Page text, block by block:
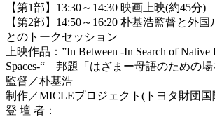
【第1部】13:30～14:30 映画上映(約45分)
【第2部】14:50～16:20 朴基浩監督と外
とのトークセッション
上映作品：”In Between -In Search of Native
Spaces-“ 邦題「はざまー母語のための場
監督／朴基浩
制作／MICLEプロジェクト(トヨタ財団国
登 壇 者：